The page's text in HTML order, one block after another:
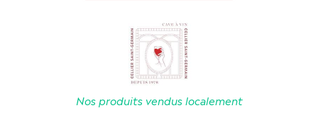
Nos produits vendus localement